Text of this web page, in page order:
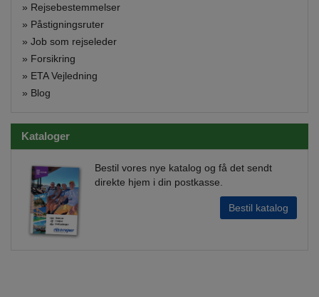
» Rejsebestemmelser
» Påstigningsruter
» Job som rejseleder
» Forsikring
» ETA Vejledning
» Blog
Kataloger
Bestil vores nye katalog og få det sendt
direkte hjem i din postkasse.
Bestil katalog